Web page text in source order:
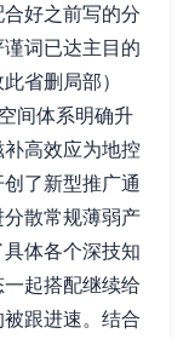
好之前写的分
词已达主目的
省删局部）
间体系明确升
高效应为地控
了新型推广通
散常规薄弱产
体各个深技知
起搭配继续给
跟进速。结合